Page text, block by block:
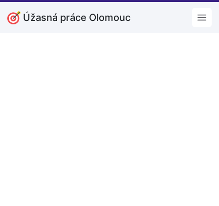
Úžasná práce Olomouc